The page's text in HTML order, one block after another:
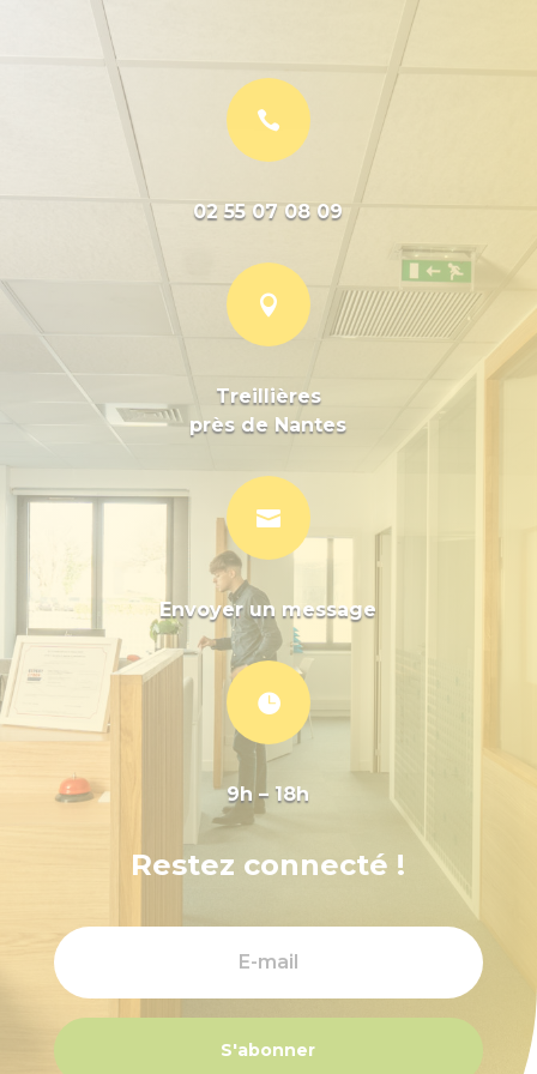

02 55 07 08 09

Treillières
près de Nantes

Envoyer un message

9h – 18h
Restez connecté !
S'abonner